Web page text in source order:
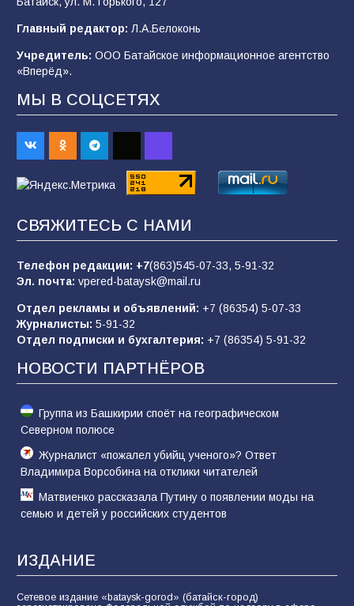
Батайчане привезли 20 наград с областных
соревнований
88 06.08.2026
пропагандистский вброс
«Слухами Москву не возьмёшь»: почему
заявления Киева о мобилизации — это
отчаяние, а не разведка
80 02.08.2026
Главный редактор: Л.А.Белоконь
Учредитель: ООО Батайское информационное агентство
«Вперёд».
МЫ В СОЦСЕТЯХ
СВЯЖИТЕСЬ С НАМИ
Телефон редакции: +7(863)545-07-33, 5-91-32
Эл. почта: vpered-bataysk@mail.ru
Отдел рекламы и объявлений: +7 (86354) 5-07-33
Журналисты: 5-91-32
Отдел подписки и бухгалтерия: +7 (86354) 5-91-32
НОВОСТИ ПАРТНЁРОВ
Группа из Башкирии споёт на географическом
Северном полюсе
Журналист «пожалел убийц ученого»? Ответ
Владимира Ворсобина на отклики читателей
Матвиенко рассказала Путину о появлении моды на
семью и детей у российских студентов
ИЗДАНИЕ
Сетевое издание «bataysk-gorod» (батайск-город)